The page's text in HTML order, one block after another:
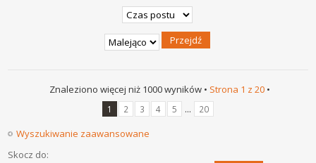
Znaleziono więcej niż 1000 wyników • Strona 1 z 20 •
1 2 3 4 5 ... 20
Wyszukiwanie zaawansowane
Skocz do: